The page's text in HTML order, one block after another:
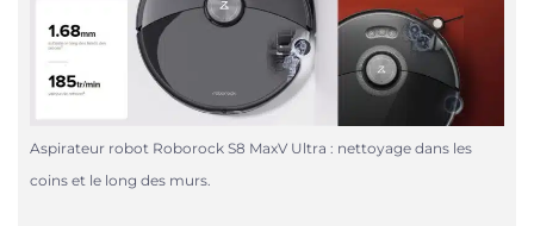
Aspirateur robot Roborock S8 MaxV Ultra : nettoyage dans les
coins et le long des murs.